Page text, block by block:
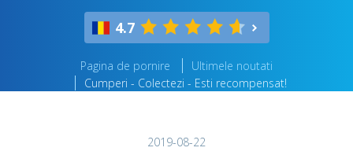
4.7
Pagina de pornire
Ultimele noutati
Cumperi - Colectezi - Esti recompensat!
2019-08-22